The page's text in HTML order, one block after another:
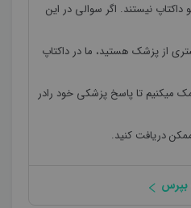
داکتاپ نیستند. اگر سوالی در این
از پزشک هستید، ما در داکتاپ
میکنیم تا پاسخ پزشکی خود رادر
دریافت کنید.
بپرس